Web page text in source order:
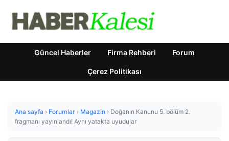
Güncel Haberler Firma Rehberi Forum
Çerez Politikası
Ana sayfa › Forumlar › Magazin › Doğanın Kanunu 5. bölüm 2.
fragmanı yayınlandı! Aynı yatakta uyudular